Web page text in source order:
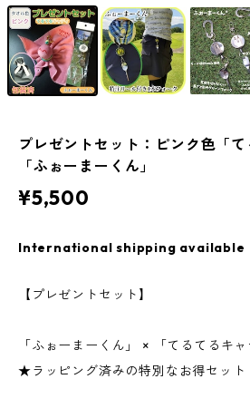
プレゼントセット：ピンク色「
「ふぉーまーくん」
¥5,500
International shipping available
【プレゼントセット】
「ふぉーまーくん」 × 「てるてるキャ
★ラッピング済みの特別なお得セット